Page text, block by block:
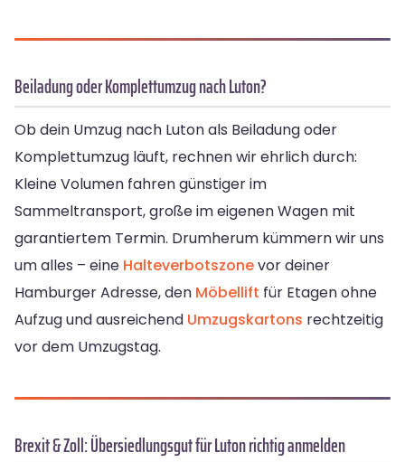
Beiladung oder Komplettumzug nach Luton?
Ob dein Umzug nach Luton als Beiladung oder
Komplettumzug läuft, rechnen wir ehrlich durch:
Kleine Volumen fahren günstiger im
Sammeltransport, große im eigenen Wagen mit
garantiertem Termin. Drumherum kümmern wir uns
um alles – eine Halteverbotszonevor deiner
Hamburger Adresse, den Möbellift für Etagen ohne
Aufzug und ausreichend Umzugskartons rechtzeitig
vor dem Umzugstag.
Brexit & Zoll: Übersiedlungsgut für Luton richtig anmelden